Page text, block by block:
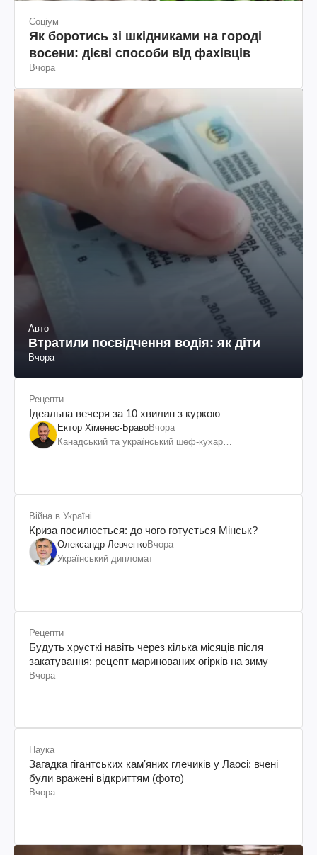
Соціум
Як боротись зі шкідниками на городі
восени: дієві способи від фахівців
Вчора
Авто
Втратили посвідчення водія: як діти
Вчора
Рецепти
Ідеальна вечеря за 10 хвилин з куркою
Ектор Хіменес-БравоВчора
Канадський та український шеф-кухар
Війна в Україні
Криза посилюється: до чого готується Мінськ?
Олександр ЛевченкоВчора
Український дипломат
Рецепти
Будуть хрусткі навіть через кілька місяців після
закатування: рецепт маринованих огірків на зиму
Вчора
Наука
Загадка гігантських камʼяних глечиків у Лаосі: вчені
були вражені відкриттям (фото)
Вчора